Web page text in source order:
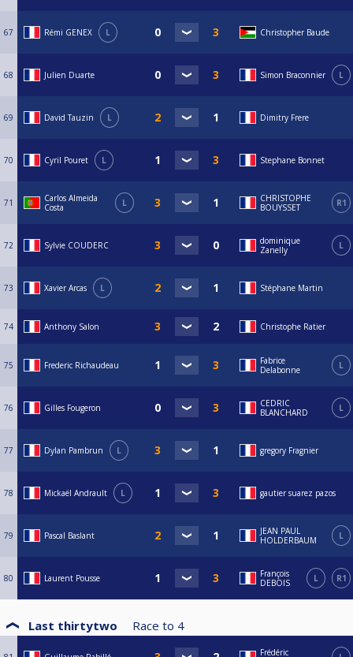
67 Rémi GENEX L Christopher Baude
68 Julien Duarte Simon Braconnier L
69 David Tauzin L Dimitry Frere
70 Cyril Pouret L Stephane Bonnet
71
Carlos Almeida
Costa
L
CHRISTOPHE
BOUYSSET
R1
72 Sylvie COUDERC
dominique
Zanelly
L
73 Xavier Arcas L Stéphane Martin
74 Anthony Salon Christophe Ratier
75 Frederic Richaudeau
Fabrice
Delabonne
L
76 Gilles Fougeron
CEDRIC
BLANCHARD
L
77 Dylan Pambrun L gregory Fragnier
78 Mickaël Andrault L gautier suarez pazos
79 Pascal Baslant
JEAN PAUL
HOLDERBAUM
L
80 Laurent Pousse
François
DEBOIS
L R1
Last thirtytwo Race to 4
Frédéric